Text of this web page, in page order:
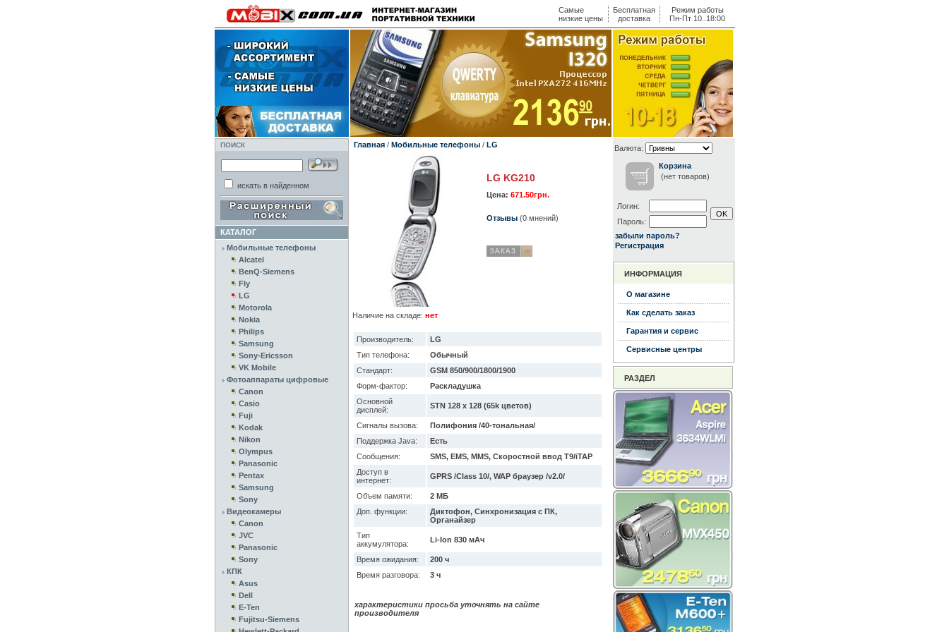
Самые
низкие цены
Бесплатная
доставка
Режим работы
Пн-Пт 10..18:00
ПОИСК
искать в найденном
КАТАЛОГ
Мобильные телефоны
Alcatel
BenQ-Siemens
Fly
LG
Motorola
Nokia
Philips
Samsung
Sony-Ericsson
VK Mobile
Фотоаппараты цифровые
Canon
Casio
Fuji
Kodak
Nikon
Olympus
Panasonic
Pentax
Samsung
Sony
Видеокамеры
Canon
JVC
Panasonic
Sony
КПК
Asus
Dell
E-Ten
Fujitsu-Siemens
Главная/ Мобильные телефоны/ LG
LG KG210
Цена: 671.50грн.
Отзывы(0 мнений)
Наличие на складе: нет
Производитель:
LG
Тип телефона:
Обычный
Стандарт:
GSM 850/900/1800/1900
Форм-фактор:
Раскладушка
Основной
дисплей:
STN 128 x 128 (65k цветов)
Сигналы вызова:
Полифония /40-тональная/
Поддержка Java:
Есть
Сообщения:
SMS, EMS, MMS, Скоростной ввод T9/iTAP
Доступ в
интернет:
GPRS /Class 10/, WAP браузер /v2.0/
Объем памяти:
2 МБ
Доп. функции:
Диктофон, Синхронизация с ПК,
Органайзер
Тип
аккумулятора:
Li-Ion 830 мАч
Время ожидания:
200 ч
Время разговора:
3 ч
характеристики просьба уточнять на сайте
производителя
Валюта:
Корзина
(нет товаров)
Логин:
Пароль:
забыли пароль?
Регистрация
ИНФОРМАЦИЯ
О магазине
Как сделать заказ
Гарантия и сервис
Сервисные центры
РАЗДЕЛ